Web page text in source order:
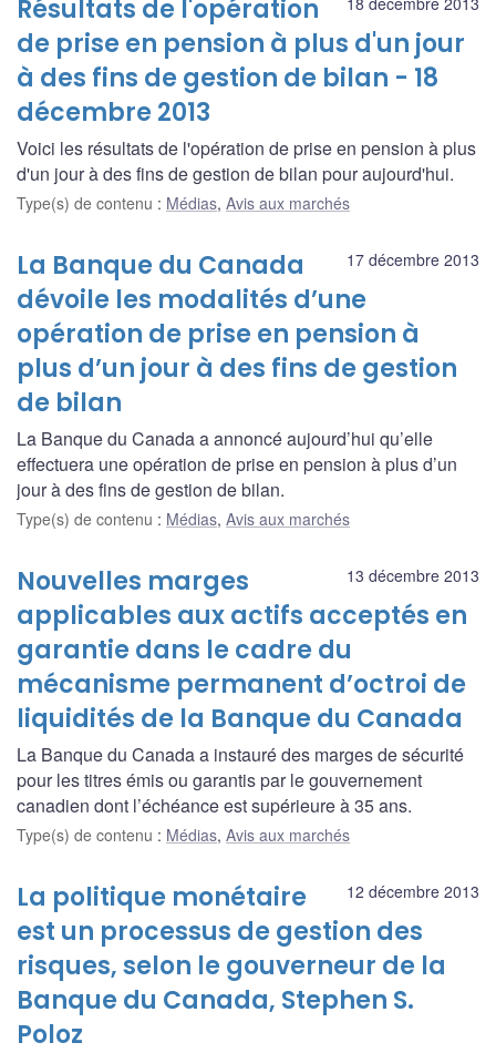
Résultats de l'opération
de prise en pension à plus d'un jour
à des fins de gestion de bilan - 18
décembre 2013
Voici les résultats de l'opération de prise en pension à plus
d'un jour à des fins de gestion de bilan pour aujourd'hui.
Type(s) de contenu : Médias, Avis aux marchés
17 décembre 2013
La Banque du Canada
dévoile les modalités d’une
opération de prise en pension à
plus d’un jour à des fins de gestion
de bilan
La Banque du Canada a annoncé aujourd’hui qu’elle
effectuera une opération de prise en pension à plus d’un
jour à des fins de gestion de bilan.
Type(s) de contenu : Médias, Avis aux marchés
13 décembre 2013
Nouvelles marges
applicables aux actifs acceptés en
garantie dans le cadre du
mécanisme permanent d’octroi de
liquidités de la Banque du Canada
La Banque du Canada a instauré des marges de sécurité
pour les titres émis ou garantis par le gouvernement
canadien dont l’échéance est supérieure à 35 ans.
Type(s) de contenu : Médias, Avis aux marchés
12 décembre 2013
La politique monétaire
est un processus de gestion des
risques, selon le gouverneur de la
Banque du Canada, Stephen S.
Poloz